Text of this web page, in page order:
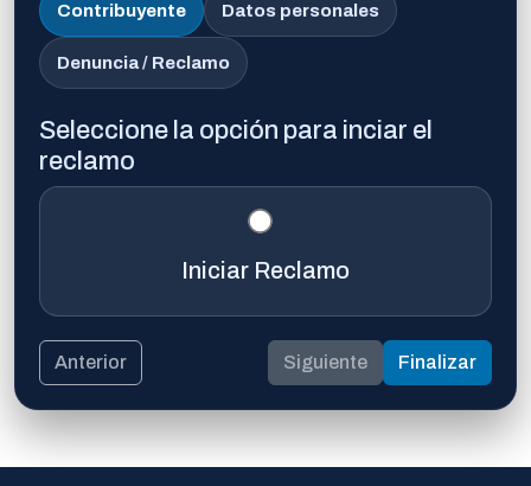
Contribuyente Datos personales
Denuncia / Reclamo
Seleccione la opción para inciar el
reclamo
Iniciar Reclamo
Anterior Siguiente Finalizar